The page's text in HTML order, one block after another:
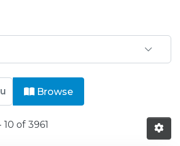
- Comunidades
Browse
10 of 3961